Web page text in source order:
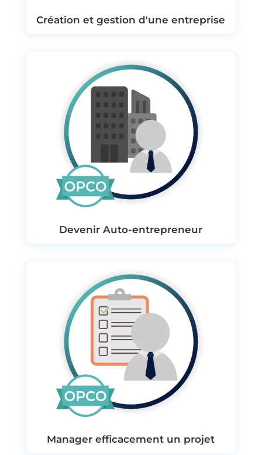
Création et gestion d'une entreprise
Devenir Auto-entrepreneur
Manager efficacement un projet